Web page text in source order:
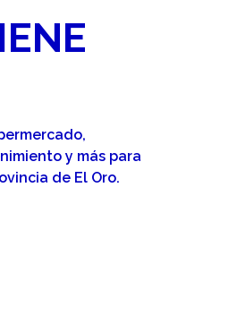
y más para
de El Oro.